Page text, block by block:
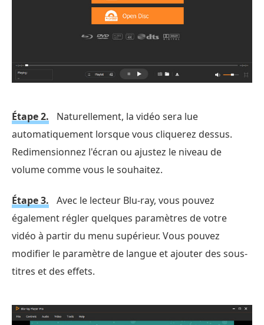
Étape 2.
Naturellement, la vidéo sera lue
automatiquement lorsque vous cliquerez dessus.
Redimensionnez l'écran ou ajustez le niveau de
volume comme vous le souhaitez.
Étape 3.
Avec le lecteur Blu-ray, vous pouvez
également régler quelques paramètres de votre
vidéo à partir du menu supérieur. Vous pouvez
modifier le paramètre de langue et ajouter des sous-
titres et des effets.